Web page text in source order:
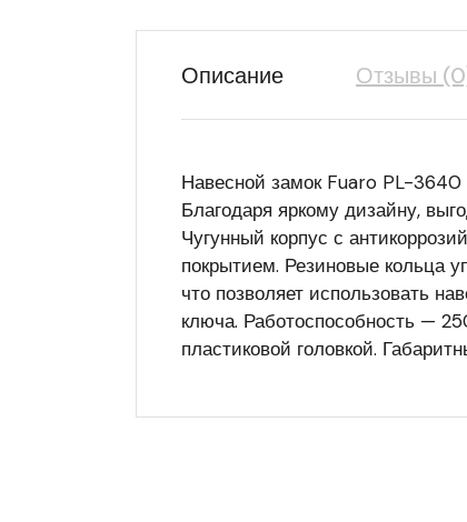
Описание Отзывы
Навесной замок Fuaro PL-3640
Благодаря яркому дизайну,
Чугунный корпус с
покрытием. Резиновые кольца
что позволяет использовать
ключа. Работоспособность —
пластиковой головкой.